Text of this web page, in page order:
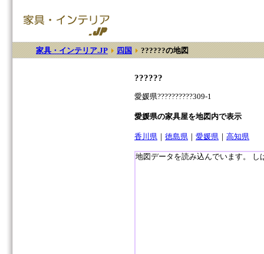
家具・インテリア.JP 四国 ??????の地図
??????
愛媛県??????????309-1
愛媛県の家具屋を地図内で表示
香川県 徳島県 愛媛県 高知県
地図データを読み込んでいます。 し